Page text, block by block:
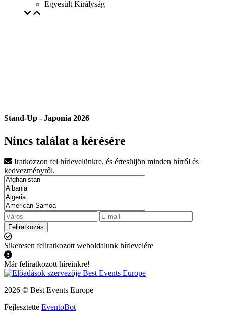
Egyesült Királyság
Stand-Up - Japonia 2026
Nincs találat a kérésére
Iratkozzon fel hírlevelünkre, és értesüljön minden hírről és
kedvezményről.
Feliratkozás
Sikeresen feliratkozott weboldalunk hírlevelére
Már feliratkozott híreinkre!
2026 © Best Events Europe
Fejlesztette EventoBot